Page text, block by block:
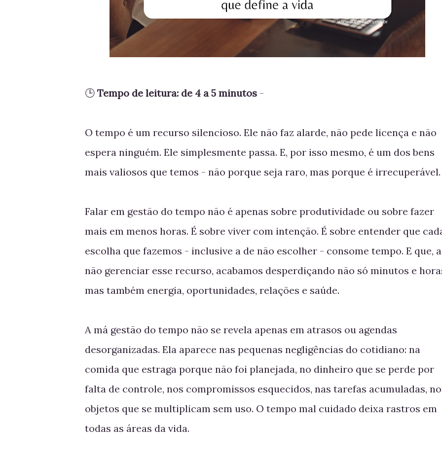
🕒 Tempo de leitura: de 4 a 5 minutos -
O tempo é um recurso silencioso. Ele não faz alarde, não pede licença e não
espera ninguém. Ele simplesmente passa. E, por isso mesmo, é um dos bens
mais valiosos que temos - não porque seja raro, mas porque é irrecuperável.
Falar em gestão do tempo não é apenas sobre produtividade ou sobre fazer
mais em menos horas. É sobre viver com intenção. É sobre entender que
escolha que fazemos - inclusive a de não escolher - consome tempo. E que,
não gerenciar esse recurso, acabamos desperdiçando não só minutos e
mas também energia, oportunidades, relações e saúde.
A má gestão do tempo não se revela apenas em atrasos ou agendas
desorganizadas. Ela aparece nas pequenas negligências do cotidiano: na
comida que estraga porque não foi planejada, no dinheiro que se perde por
falta de controle, nos compromissos esquecidos, nas tarefas acumuladas,
objetos que se multiplicam sem uso. O tempo mal cuidado deixa rastros em
todas as áreas da vida.